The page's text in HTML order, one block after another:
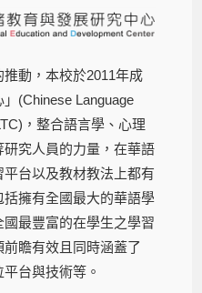
動，本校於2011年成
(Chinese Language
，整合語言學、心理
究人員的力量，在華語
台以及教材教法上都有
擁有全國最大的華語學
最豐富的在學生之學習
瞻有效且同時涵蓋了
台與技術等。